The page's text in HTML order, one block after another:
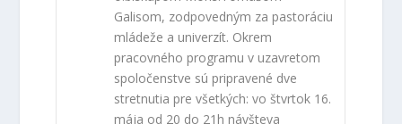
Galisom, zodpovedným za pastoráciu
mládeže a univerzít. Okrem
pracovného programu v uzavretom
spoločenstve sú pripravené dve
stretnutia pre všetkých: vo štvrtok 16.
mája od 20 do 21h návšteva